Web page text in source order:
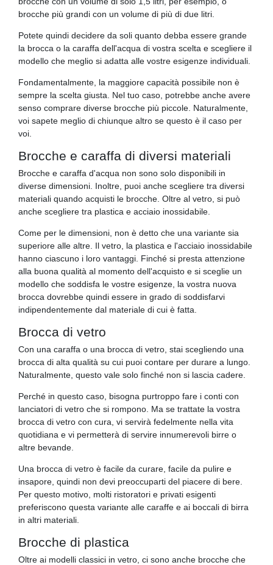
brocche più grandi con un volume di più di due litri.
Potete quindi decidere da soli quanto debba essere grande
la brocca o la caraffa dell'acqua di vostra scelta e scegliere il
modello che meglio si adatta alle vostre esigenze individuali.
Fondamentalmente, la maggiore capacità possibile non è
sempre la scelta giusta. Nel tuo caso, potrebbe anche avere
senso comprare diverse brocche più piccole. Naturalmente,
voi sapete meglio di chiunque altro se questo è il caso per
voi.
Brocche e caraffa di diversi materiali
Brocche e caraffa d'acqua non sono solo disponibili in
diverse dimensioni. Inoltre, puoi anche scegliere tra diversi
materiali quando acquisti le brocche. Oltre al vetro, si può
anche scegliere tra plastica e acciaio inossidabile.
Come per le dimensioni, non è detto che una variante sia
superiore alle altre. Il vetro, la plastica e l'acciaio inossidabile
hanno ciascuno i loro vantaggi. Finché si presta attenzione
alla buona qualità al momento dell'acquisto e si sceglie un
modello che soddisfa le vostre esigenze, la vostra nuova
brocca dovrebbe quindi essere in grado di soddisfarvi
indipendentemente dal materiale di cui è fatta.
Brocca di vetro
Con una caraffa o una brocca di vetro, stai scegliendo una
brocca di alta qualità su cui puoi contare per durare a lungo.
Naturalmente, questo vale solo finché non si lascia cadere.
Perché in questo caso, bisogna purtroppo fare i conti con
lanciatori di vetro che si rompono. Ma se trattate la vostra
brocca di vetro con cura, vi servirà fedelmente nella vita
quotidiana e vi permetterà di servire innumerevoli birre o
altre bevande.
Una brocca di vetro è facile da curare, facile da pulire e
insapore, quindi non devi preoccuparti del piacere di bere.
Per questo motivo, molti ristoratori e privati esigenti
preferiscono questa variante alle caraffe e ai boccali di birra
in altri materiali.
Brocche di plastica
Oltre ai modelli classici in vetro, ci sono anche brocche che